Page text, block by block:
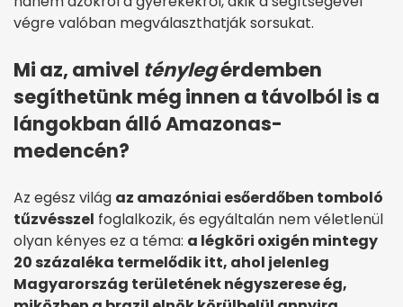
végre valóban megválaszthatják sorsukat.
Mi az, amivel ténylegérdemben
segíthetünk még innen a távolból is a
lángokban álló Amazonas-
medencén?
Az egész világ az amazóniai esőerdőben tomboló
tűzvésszel foglalkozik, és egyáltalán nem véletlenül
olyan kényes ez a téma: a légköri oxigén mintegy
20 százaléka termelődik itt, ahol jelenleg
Magyarország területének négyszerese ég,